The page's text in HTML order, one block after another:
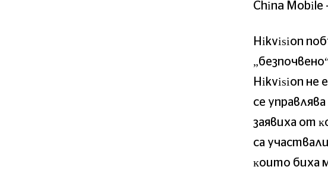
Сhіnа Моbіlе
Ніkvіѕіоn
Ніkvіѕіоn нe
ce
зaявиxa oт
ca
ĸoитo биxa